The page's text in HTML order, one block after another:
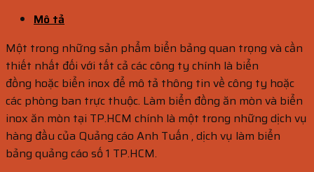
Mô tả
Một trong những sản phẩm biển bảng quan trọng và cần
thiết nhất đối với tất cả các công ty chính là biển
đồng hoặc biển inox để mô tả thông tin về công ty hoặc
các phòng ban trực thuộc. Làm biển đồng ăn mòn và biển
inox ăn mòn tại TP.HCM chính là một trong những dịch vụ
hàng đầu của Quảng cáo Anh Tuấn , dịch vụ làm biển
bảng quảng cáo số 1 TP.HCM.